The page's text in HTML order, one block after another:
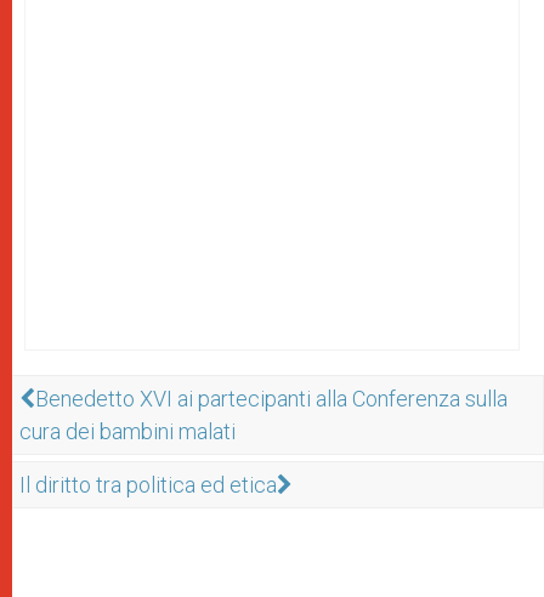
Benedetto XVI ai partecipanti alla Conferenza sulla
cura dei bambini malati
Il diritto tra politica ed etica